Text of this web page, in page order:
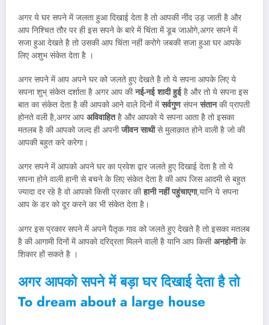
अगर ये घर सपने में जलता हुआ दिखाई देता है तो आपकी नींद उड़ जाती है और
आप निश्चित तौर पर ही इस सपने के बारे में चिंता में डूब जाओगे,अगर सपने में
सजा हुआ देखते है तो उसकी आप चिंता नहीं करोगे जबकी सजा हुआ घर आपके
लिए अशुभ संकेत देता है ।
अगर सपने में आप अपने घर को जलते हुए देखते है तो ये सपना आपके लिए ये
सपना शुभ् संकेत दर्शाता है अगर आप कीनई-नई शादी हुईहै और तो ये सपना इस
बात का संकेत देता है की आपको आने वाले दिनों मेंसर्वगुणसंपनसंतानकी प्रापती
होनते वली है,अगर आप अविवाहितहै और आपको ये सपना आता है तो इसका
मतलब है की आपको जल्द ही अपनीजीवन साथीसे मुलाक़ात होने वाली है जो की
आपकी बहुत करे करेगा।
अगर सपने में आपको अपने घर का प्रवेश द्वार जलते हुए दिखाई देता है तो ये
सपना होने वाली हानी से बचने के लिए संकेत देता है की आप जिस आदमी से बहुत
ज्यादा दर रहे है वो आपको किसी प्रकार कीहानी नहीं पहुंचाएगा,यानि ये सपना
आप के डर को दूर करने का भी संकेत देता है।
अगर इस प्रकार सपने में अपने पैतृक गाव को जलते हुए देखते है तो इसका मतलब
है की आगामी दिनों में आपको दरिद्रता मिलने वाली है यानि आप किसीअनहोनीके
शिकार हों सकते है ।
अगर आपको सपने में बड़ा घर दिखाई देता है तो
To dream about a large house